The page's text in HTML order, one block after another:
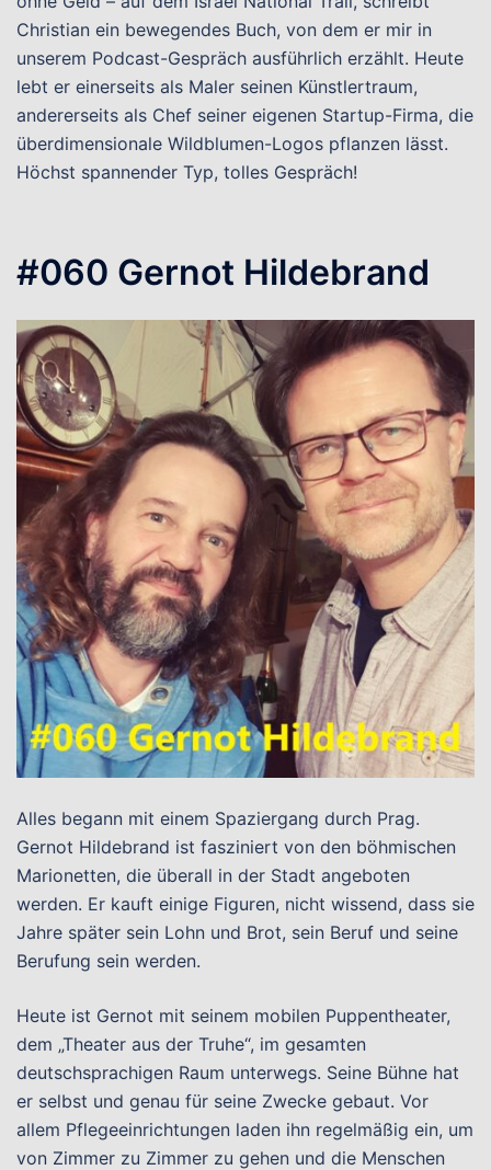
Christian ein bewegendes Buch, von dem er mir in
unserem Podcast-Gespräch ausführlich erzählt. Heute
lebt er einerseits als Maler seinen Künstlertraum,
andererseits als Chef seiner eigenen Startup-Firma, die
überdimensionale Wildblumen-Logos pflanzen lässt.
Höchst spannender Typ, tolles Gespräch!
#060 Gernot Hildebrand
Alles begann mit einem Spaziergang durch Prag.
Gernot Hildebrand ist fasziniert von den böhmischen
Marionetten, die überall in der Stadt angeboten
werden. Er kauft einige Figuren, nicht wissend, dass sie
Jahre später sein Lohn und Brot, sein Beruf und seine
Berufung sein werden.
Heute ist Gernot mit seinem mobilen Puppentheater,
dem „Theater aus der Truhe“, im gesamten
deutschsprachigen Raum unterwegs. Seine Bühne hat
er selbst und genau für seine Zwecke gebaut. Vor
allem Pflegeeinrichtungen laden ihn regelmäßig ein, um
von Zimmer zu Zimmer zu gehen und die Menschen